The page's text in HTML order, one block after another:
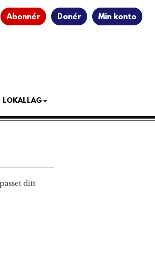
Abonnér Donér Min konto
LOKALLAG
ditt